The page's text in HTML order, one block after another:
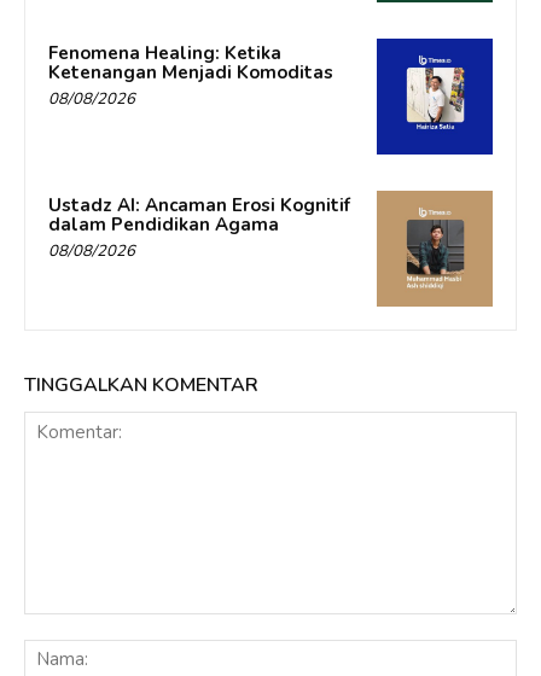
Fenomena Healing: Ketika
Ketenangan Menjadi Komoditas
08/08/2026
Ustadz AI: Ancaman Erosi Kognitif
dalam Pendidikan Agama
08/08/2026
TINGGALKAN KOMENTAR